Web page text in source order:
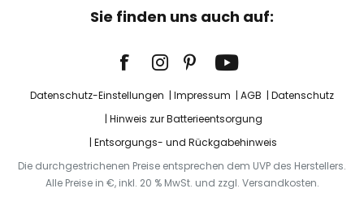
Sie finden uns auch auf:
Datenschutz-Einstellungen Impressum AGB
Datenschutz
Hinweis zur Batterieentsorgung
Entsorgungs- und Rückgabehinweis
Die durchgestrichenen Preise entsprechen dem UVP des Herstellers.
Alle Preise in €, inkl. 20 % MwSt. und zzgl. Versandkosten.